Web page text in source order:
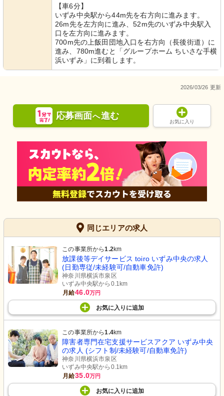
【車6分】
いずみ中央駅から44m先を右方向に進みます。
26m先を左方向に進み、52m先のいずみ中央駅入
口を左方向に進みます。
700m先の上飯田団地入口を右方向（長後街道）に
進み、780m進むと「グループホーム ちいさな手横
浜いずみ」に到着します。
2026/03/26 更新
応募画面へ進む
お気に入り
同じエリアの求人
この事業所から1.2km
放課後等デイサービス toiro いずみ中央の求人
(日勤専従/未経験可/自動車免許)
神奈川県横浜市泉区
いずみ中央駅から0.1km
月給46.0万円
お気に入り に追加
この事業所から1.4km
障害者専門在宅支援サービスアクア いずみ中央
の求人 (シフト制/未経験可/自動車免許)
神奈川県横浜市泉区
いずみ中央駅から0.1km
月給35.0万円
お気に入り に追加